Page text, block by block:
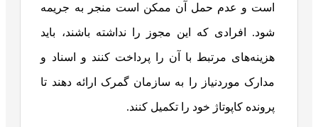
است و عدم حمل آن ممکن است منجر به جریمه
شود. افرادی که این مجوز را نداشته باشند، باید
هزینه‌های مرتبط با آن را پرداخت کنند و اسناد و
مدارک موردنیاز را به سازمان گمرک ارائه دهند تا
پرونده کاپوتاژ خود را تکمیل کنند.